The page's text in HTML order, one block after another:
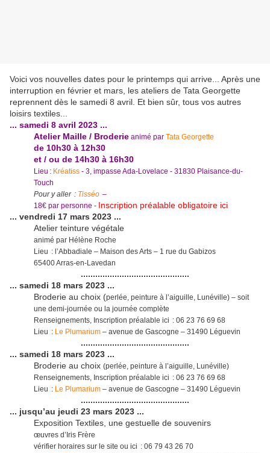
Voici vos nouvelles dates pour le printemps qui arrive... Après une
interruption en février et mars, les ateliers de Tata Georgette
reprennent dès le samedi 8 avril. Et bien sûr, tous vos autres
loisirs textiles...
... samedi 8 avril 2023 ...
Atelier Maille / Broderie animé par Tata Georgette
de 10h30 à 12h30
et / ou de 14h30 à 16h30
Lieu : Kréatiss - 3, impasse Ada-Lovelace - 31830 Plaisance-du-
Touch
Pour y aller : Tisséo –
18€ par personne - Inscription préalable obligatoire ici
... vendredi 17 mars 2023 ...
Atelier teinture végétale
animé par Hélène Roche
Lieu : l’Abbadiale – Maison des Arts – 1 rue du Gabizos
65400 Arras-en-Lavedan
.............................................
... samedi 18 mars 2023 ...
Broderie au choix (perlée, peinture à l’aiguille, Lunéville) – soit
une demi-journée ou la journée complète
Renseignements, Inscription préalable ici : 06 23 76 69 68
Lieu : Le Plumarium – avenue de Gascogne – 31490 Léguevin
.............................................
... samedi 18 mars 2023 ...
Broderie au choix (perlée, peinture à l’aiguille, Lunéville)
Renseignements, Inscription préalable ici : 06 23 76 69 68
Lieu : Le Plumarium – avenue de Gascogne – 31490 Léguevin
.............................................
... jusqu’au jeudi 23 mars 2023 ...
Exposition Textiles, une gestuelle de souvenirs
œuvres d’Iris Frère
vérifier horaires sur le site ou ici : 06 79 43 26 70